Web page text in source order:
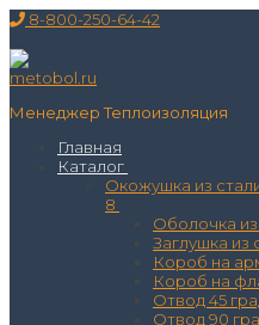
Перейти
содержимому
Меню
Закрыть
8-800-250-64-42
Менеджер Теплоизоляция
Главная
Каталог
Окожушка из
8
Оболочка
Заглушка из
Короб на
Короб на
Отвод 45
Отвод 90